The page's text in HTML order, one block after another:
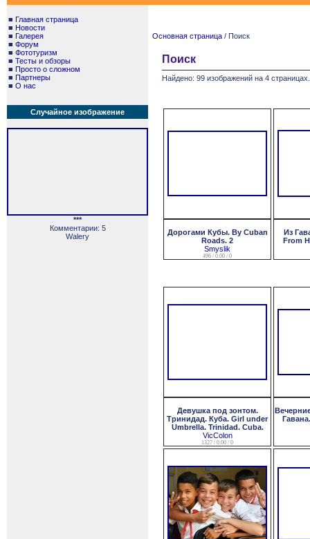
■ Главная страница
■ Новости
■ Галерея
■ Форум
■ Фототуризм
■ Тесты и обзоры
■ Просто о сложном
■ Партнеры
■ О нас
Случайное изображение
***
Комментарии: 5
Walery
Основная страница / Поиск
Поиск
Найдено: 99 изображений на 4
Дорогами Кубы. By Cuban
Roads. 2
Smyslik
496 / 0.00 / 0
Из
From
Девушка под зонтом.
Тринидад. Куба. Girl under
Umbrella. Trinidad. Cuba.
VicColon
1327 / 0.00 / 0